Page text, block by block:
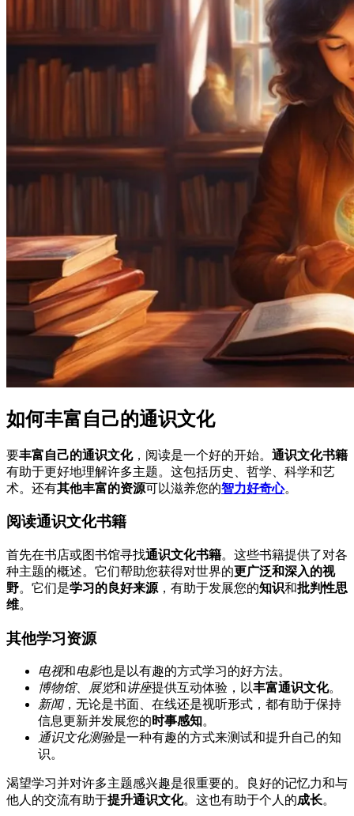
如何丰富自己的通识文化
要丰富自己的通识文化，阅读是一个好的开始。 通识文化书籍
有助于更好地理解许多主题。这包括历史、哲学、科学和艺
术。还有其他丰富的资源可以滋养您的智力好奇心。
阅读通识文化书籍
首先在书店或图书馆寻找通识文化书籍。这些书籍提供了对各
种主题的概述。它们帮助您获得对世界的更广泛和深入的视
野。它们是学习的良好来源 ，有助于发展您的知识和批判性思
维。
其他学习资源
电视和电影也是以有趣的方式学习的好方法。
博物馆、 展览和讲座提供互动体验，以丰富通识文化。
新闻，无论是书面、在线还是视听形式，都有助于保持
信息更新并发展您的 时事感知。
通识文化测验是一种有趣的方式来测试和提升自己的知
识。
渴望学习并对许多主题感兴趣是很重要的。良好的记忆力和与
他人的交流有助于提升通识文化。这也有助于个人的成长。